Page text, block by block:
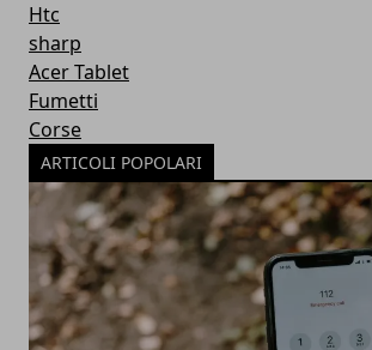
Htc
sharp
Acer Tablet
Fumetti
Corse
ARTICOLI POPOLARI